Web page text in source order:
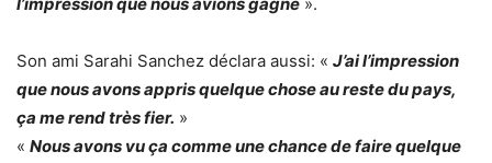
l’impression que nous avions gagné ».
Son ami Sarahi Sanchez déclara aussi: « J’ai l’impression
que nous avons appris quelque chose au reste du pays,
ça me rend très fier. »
« Nous avons vu ça comme une chance de faire quelque